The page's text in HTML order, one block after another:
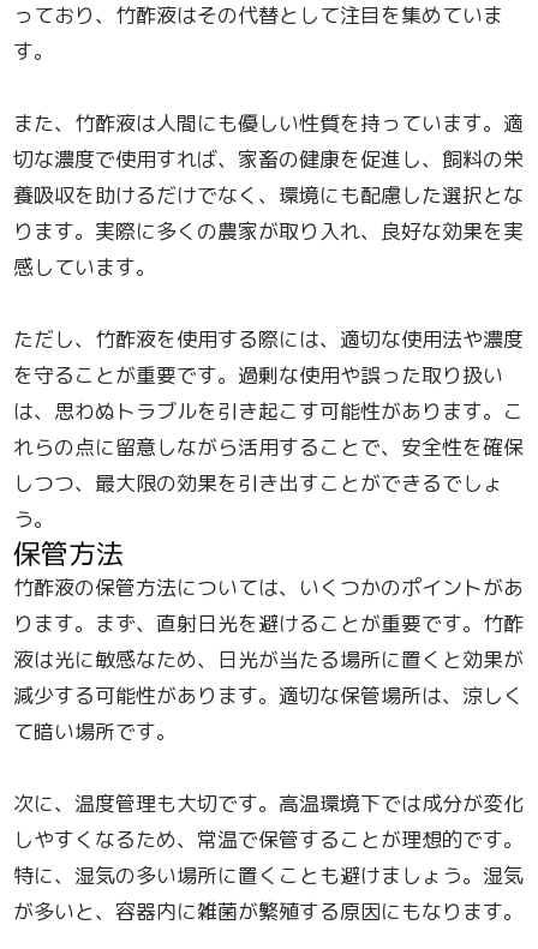
っており、竹酢液はその代替として注目を集めていま
す。
また、竹酢液は人間にも優しい性質を持っています。適
切な濃度で使用すれば、家畜の健康を促進し、飼料の栄
養吸収を助けるだけでなく、環境にも配慮した選択とな
ります。実際に多くの農家が取り入れ、良好な効果を実
感しています。
ただし、竹酢液を使用する際には、適切な使用法や濃度
を守ることが重要です。過剰な使用や誤った取り扱い
は、思わぬトラブルを引き起こす可能性があります。こ
れらの点に留意しながら活用することで、安全性を確保
しつつ、最大限の効果を引き出すことができるでしょ
う。
保管方法
竹酢液の保管方法については、いくつかのポイントがあ
ります。まず、直射日光を避けることが重要です。竹酢
液は光に敏感なため、日光が当たる場所に置くと効果が
減少する可能性があります。適切な保管場所は、涼しく
て暗い場所です。
次に、温度管理も大切です。高温環境下では成分が変化
しやすくなるため、常温で保管することが理想的です。
特に、湿気の多い場所に置くことも避けましょう。湿気
が多いと、容器内に雑菌が繁殖する原因にもなります。